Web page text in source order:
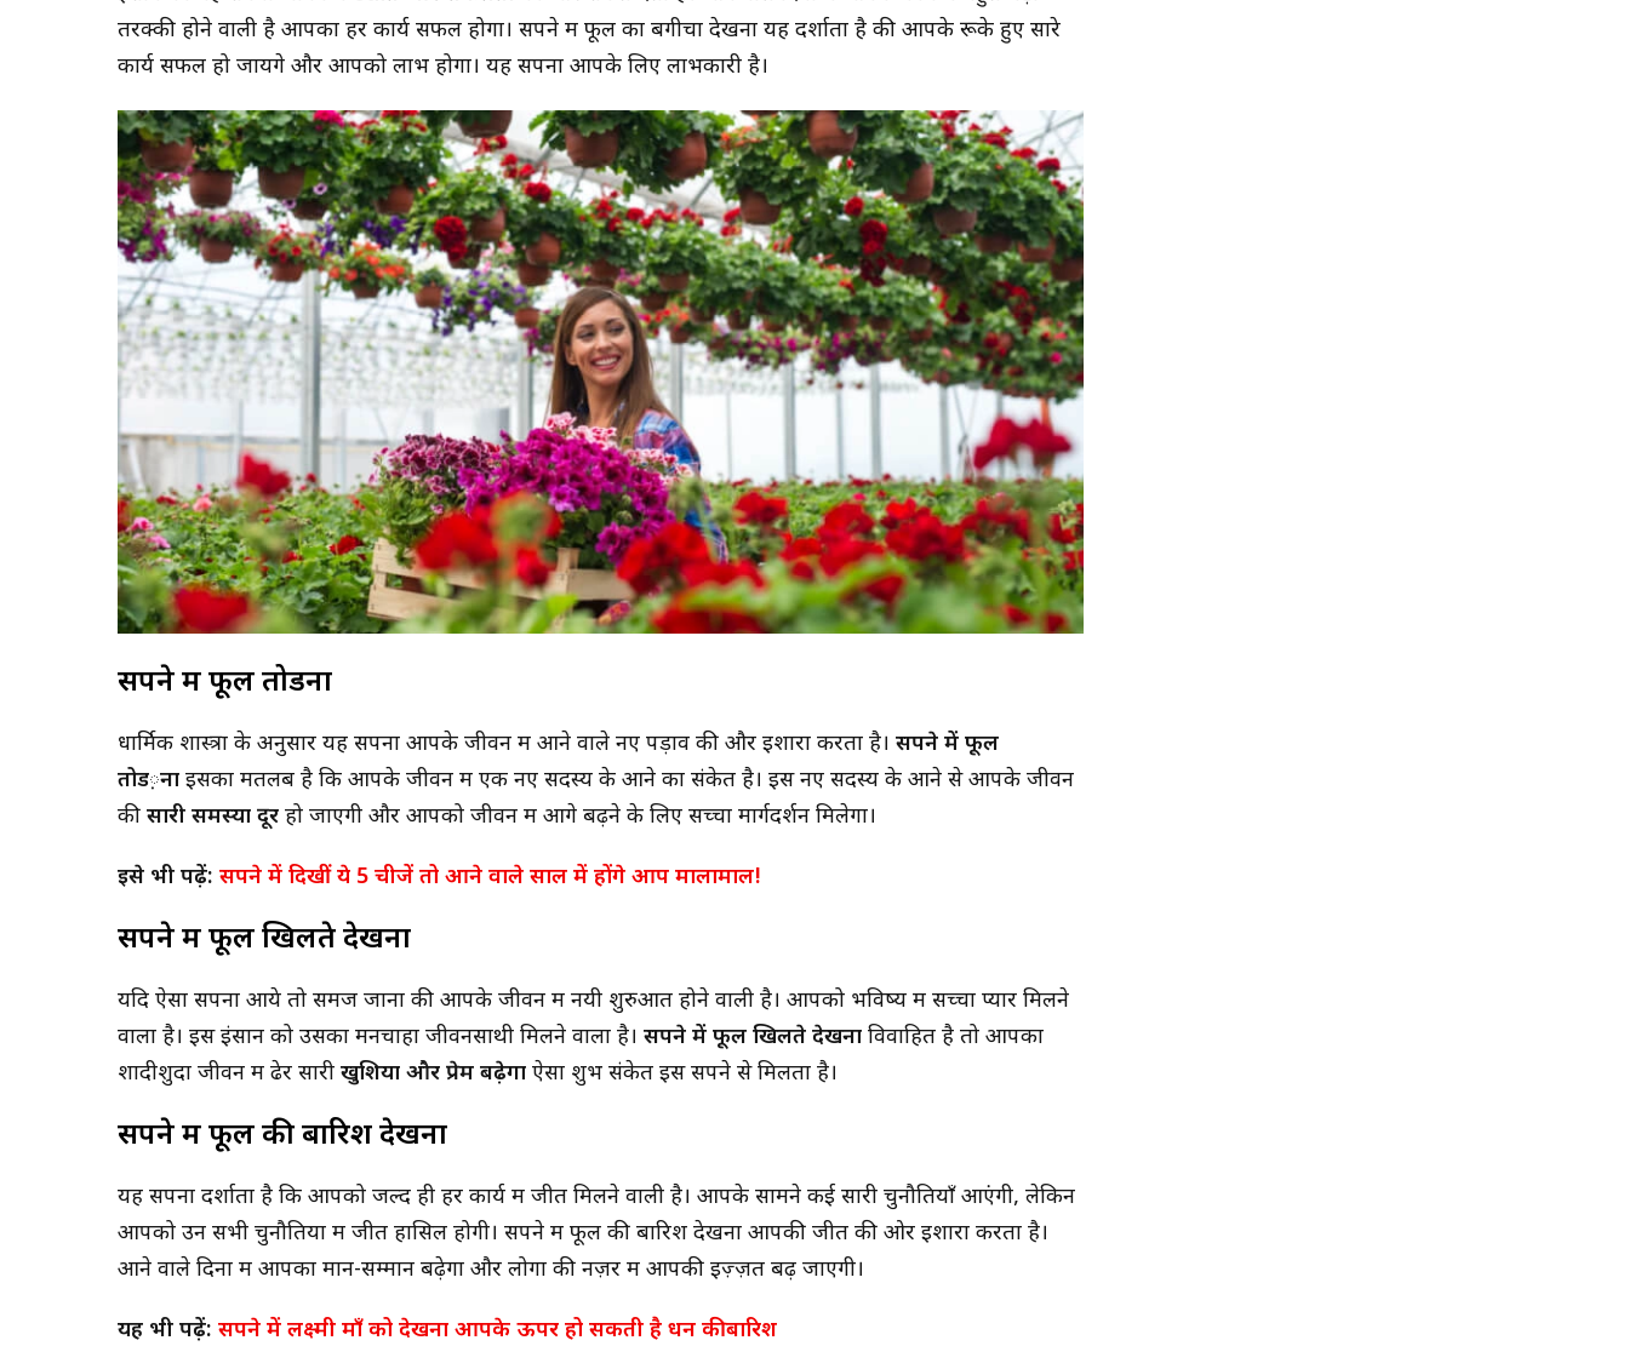
तरक्की होने वाली है आपका हर कार्य सफल होगा। सपने में फूल का बगीचा देखना यह दर्शाता है की आपके रूके हुए सारे
कार्य सफल हो जायेंगे और आपको लाभ होगा। यह सपना आपके लिए लाभकारी है।
सपने में फूल तोडना
धार्मिक शास्त्रों के अनुसार यह सपना आपके जीवन में आने वाले नए पड़ाव की और इशारा करता है। सपने में फूल
तोड़ना इसका मतलब है कि आपके जीवन में एक नए सदस्य के आने का संकेत है। इस नए सदस्य के आने से आपके जीवन
की सारी समस्या दूर हो जाएगी और आपको जीवन में आगे बढ़ने के लिए सच्चा मार्गदर्शन मिलेगा।
इसे भी पढ़ें: सपने में दिखीं ये 5 चीजें तो आने वाले साल में होंगे आप मालामाल!
सपने में फूल खिलते देखना
यदि ऐसा सपना आये तो समज जाना की आपके जीवन में नयी शुरुआत होने वाली है। आपको भविष्य में सच्चा प्यार मिलने
वाला है। इस इंसान को उसका मनचाहा जीवनसाथी मिलने वाला है। सपने में फूल खिलते देखना विवाहित है तो आपका
शादीशुदा जीवन में ढेर सारी खुशिया और प्रेम बढ़ेगा ऐसा शुभ संकेत इस सपने से मिलता है।
सपने में फूल की बारिश देखना
यह सपना दर्शाता है कि आपको जल्द ही हर कार्य में जीत मिलने वाली है। आपके सामने कई सारी चुनौतियाँ आएंगी, लेकिन
आपको उन सभी चुनौतियों में जीत हासिल होगी। सपने में फूल की बारिश देखना आपकी जीत की ओर इशारा करता है।
आने वाले दिनों में आपका मान-सम्मान बढ़ेगा और लोगों की नज़र में आपकी इज़्ज़त बढ़ जाएगी।
यह भी पढ़ें: सपने में लक्ष्मी माँ को देखना आपके ऊपर हो सकती है धन की बारिश